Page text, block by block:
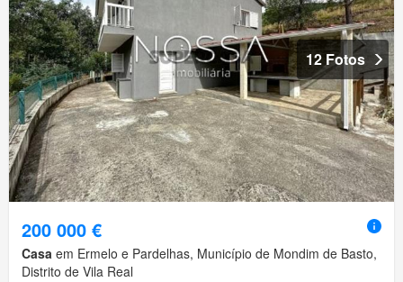
12 Fotos
200 000 €
Casa em Ermelo e Pardelhas, Município de Mondim de Basto,
Distrito de Vila Real